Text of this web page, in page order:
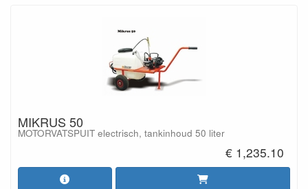
MIKRUS 50
MOTORVATSPUIT electrisch, tankinhoud 50 liter
€ 1,235.10